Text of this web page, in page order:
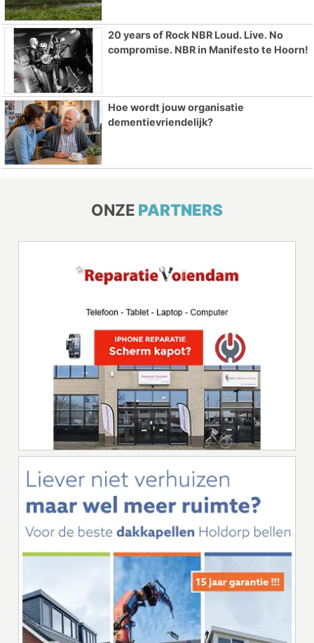
20 years of Rock NBR Loud. Live. No
compromise. NBR in Manifesto te Hoorn!
Hoe wordt jouw organisatie
dementievriendelijk?
ONZE PARTNERS